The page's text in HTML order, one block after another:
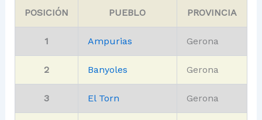
POSICIÓN PUEBLO PROVINCIA
1 Ampurias Gerona
2 Banyoles Gerona
3 El Torn Gerona